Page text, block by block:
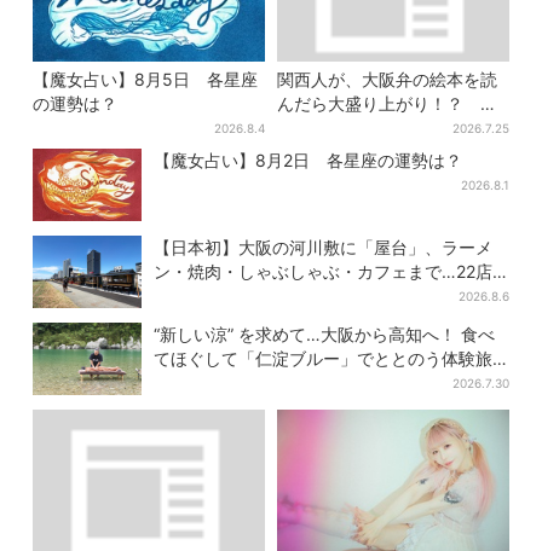
【魔女占い】8月5日 各星座
の運勢は？
2026.8.4
関西人が、大阪弁の絵本を読
んだら大盛り上がり！？ 書
店員が語る、“関西弁”絵本が
人気を集めるワケとは
2026.7.25
【魔女占い】8月2日 各星座の運勢は？
2026.8.1
【日本初】大阪の河川敷に「屋台」、ラーメ
ン・焼肉・しゃぶしゃぶ・カフェまで…22店
2026.8.6
“新しい涼” を求めて…大阪から高知へ！ 食べ
てほぐして「仁淀ブルー」でととのう体験旅
2026.7.30